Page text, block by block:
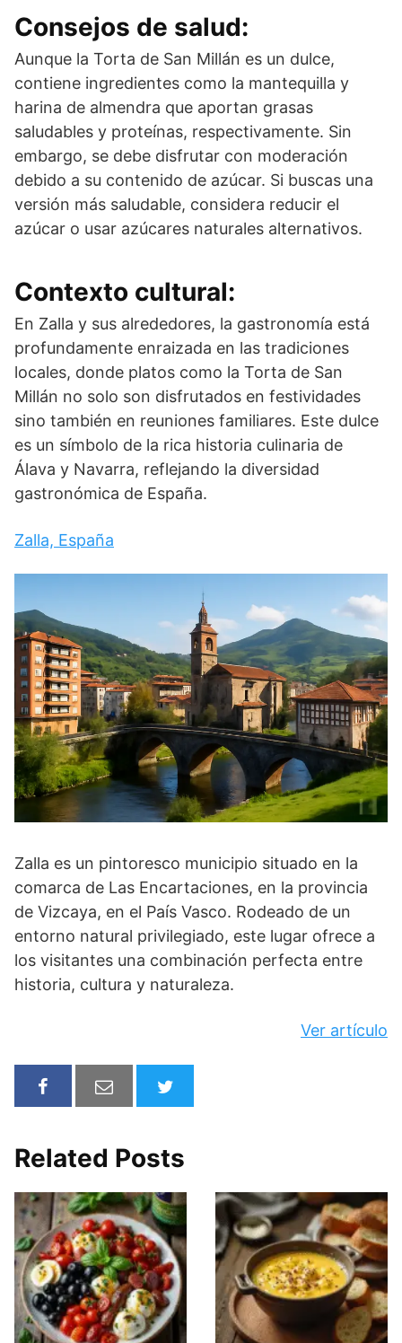
Consejos de salud:
Aunque la Torta de San Millán es un dulce,
contiene ingredientes como la mantequilla y
harina de almendra que aportan grasas
saludables y proteínas, respectivamente. Sin
embargo, se debe disfrutar con moderación
debido a su contenido de azúcar. Si buscas una
versión más saludable, considera reducir el
azúcar o usar azúcares naturales alternativos.
Contexto cultural:
En Zalla y sus alrededores, la gastronomía está
profundamente enraizada en las tradiciones
locales, donde platos como la Torta de San
Millán no solo son disfrutados en festividades
sino también en reuniones familiares. Este dulce
es un símbolo de la rica historia culinaria de
Álava y Navarra, reflejando la diversidad
gastronómica de España.
Zalla, España
Zalla es un pintoresco municipio situado en la
comarca de Las Encartaciones, en la provincia
de Vizcaya, en el País Vasco. Rodeado de un
entorno natural privilegiado, este lugar ofrece a
los visitantes una combinación perfecta entre
historia, cultura y naturaleza.
Ver artículo
Related Posts